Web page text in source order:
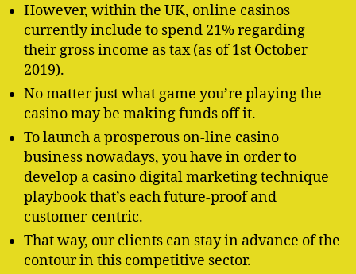
However, within the UK, online casinos
currently include to spend 21% regarding
their gross income as tax (as of 1st October
2019).
No matter just what game you’re playing the
casino may be making funds off it.
To launch a prosperous on-line casino
business nowadays, you have in order to
develop a casino digital marketing technique
playbook that’s each future-proof and
customer-centric.
That way, our clients can stay in advance of the
contour in this competitive sector.